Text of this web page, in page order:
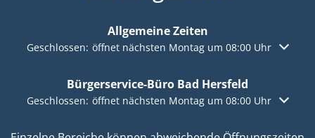
Allgemeine Zeiten
Klicken, um weitere Öffnungs- oder Schließzeiten
Geschlossen: öffnet nächsten Montag um 08:00 Uhr
Bürgerservice-Büro Bad Hersfeld
Klicken, um weitere Öffnungs- oder Schließzeiten
Geschlossen: öffnet nächsten Montag um 08:00 Uhr